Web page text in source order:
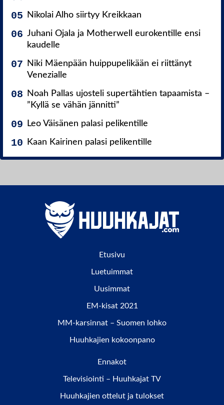
Nikolai Alho siirtyy Kreikkaan
Juhani Ojala ja Motherwell eurokentille ensi
kaudelle
Niki Mäenpään huippupelikään ei riittänyt
Venezialle
Noah Pallas ujosteli supertähtien tapaamista –
”Kyllä se vähän jännitti”
Leo Väisänen palasi pelikentille
Kaan Kairinen palasi pelikentille
Etusivu
Luetuimmat
Uusimmat
EM-kisat 2021
MM-karsinnat – Suomen lohko
Huuhkajien kokoonpano
Ennakot
Televisiointi – Huuhkajat TV
Huuhkajien ottelut ja tulokset